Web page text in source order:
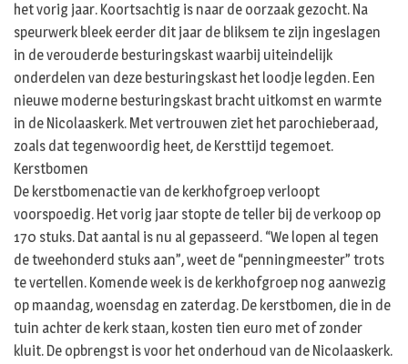
het vorig jaar. Koortsachtig is naar de oorzaak gezocht. Na
speurwerk bleek eerder dit jaar de bliksem te zijn ingeslagen
in de verouderde besturingskast waarbij uiteindelijk
onderdelen van deze besturingskast het loodje legden. Een
nieuwe moderne besturingskast bracht uitkomst en warmte
in de Nicolaaskerk. Met vertrouwen ziet het parochieberaad,
zoals dat tegenwoordig heet, de Kersttijd tegemoet.
Kerstbomen
De kerstbomenactie van de kerkhofgroep verloopt
voorspoedig. Het vorig jaar stopte de teller bij de verkoop op
170 stuks. Dat aantal is nu al gepasseerd. “We lopen al tegen
de tweehonderd stuks aan”, weet de “penningmeester” trots
te vertellen. Komende week is de kerkhofgroep nog aanwezig
op maandag, woensdag en zaterdag. De kerstbomen, die in de
tuin achter de kerk staan, kosten tien euro met of zonder
kluit. De opbrengst is voor het onderhoud van de Nicolaaskerk.